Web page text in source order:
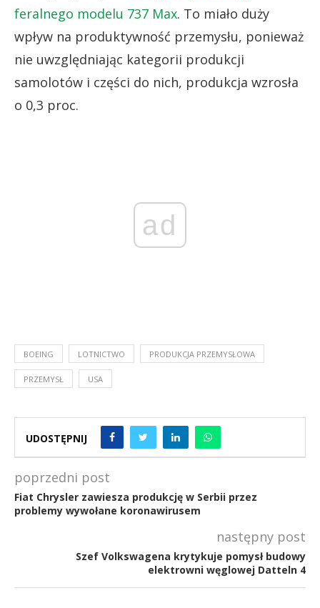
feralnego modelu 737 Max. To miało duży
wpływ na produktywność przemysłu, ponieważ
nie uwzględniając kategorii produkcji
samolotów i części do nich, produkcja wzrosła
o 0,3 proc.
ad
BOEING LOTNICTWO PRODUKCJA PRZEMYSŁOWA
PRZEMYSŁ USA
UDOSTĘPNIJ
poprzedni post
Fiat Chrysler zawiesza produkcję w Serbii przez
problemy wywołane koronawirusem
następny post
Szef Volkswagena krytykuje pomysł budowy
elektrowni węglowej Datteln 4